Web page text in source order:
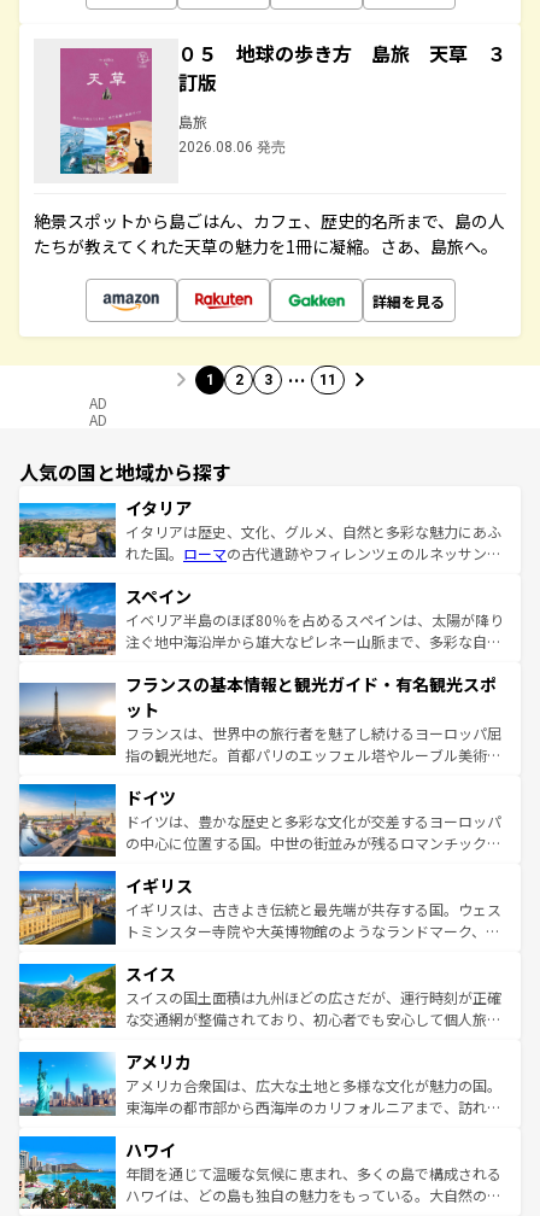
０５ 地球の歩き方 島旅 天草 ３
訂版
島旅
2026.08.06 発売
絶景スポットから島ごはん、カフェ、歴史的名所まで、島の人
たちが教えてくれた天草の魅力を1冊に凝縮。さあ、島旅へ。
詳細を見る
1 2 3 … 11
AD
AD
人気の国と地域から探す
イタリア
イタリアは歴史、文化、グルメ、自然と多彩な魅力にあふ
れた国。 ローマの古代遺跡やフィレンツェのルネッサンス
ろん、トスカーナの美しい田園風景やアマルフィ海岸の絶
景など、自然景観も見逃せない。観光の合間には、本場の
ピザやパスタなど、絶品のイタリア料理を堪能することも
ませてくれるイタリアで、忘れられない旅をしてみよう！
なお、新着のイタリア情報は
しい。
スペイン
イベリア半島のほぼ80％を占めるスペインは、太陽が降り
注ぐ地中海沿岸から雄大なピレネー山脈まで、多彩な自然
文化が根付くこの国では、情熱的なフラメンコ、熱気あふ
れる闘牛、そして美味しいタパスが生活の一部となってい
る。首都マドリードの洗練された雰囲気や、バルセロナの
アートに溢れた街角から、地方では古代ローマ遺跡や中世
せる。地方によって風土や気候が異なるスペインはその個
性で訪れる人を魅了する。 なお、新着のスペイン情報は コ
ンテンツ一覧を参照してほしい。
フランスの基本情報と観光ガイド・有名観光スポ
ット
フランスは、世界中の旅行者を魅了し続けるヨーロッパ屈
指の観光地だ。首都パリのエッフェル塔やルーブル美術館
で、幅広い魅力が詰まっている。華麗な宮殿、歴史的な大
聖堂、美しいビーチ、そして豊かな自然が、訪れる者を心
から魅了する。また、フランスは美食の国としても知ら
いる。シャンパンの発祥地であるランス、プロヴァンスの
香り高いラベンダー畑など、多彩な楽しみ方が可能だ。さ
らに、パリ以外の地域にも魅力が溢れており、どの街角に
れる地方に足を運ぶとそれぞれで全く異なる文化を体験で
きるだろう。 なお、新着のフランス情報はコンテンツ一覧
を参照してほしい。
ドイツ
ドイツは、豊かな歴史と多彩な文化が交差するヨーロッパ
の中心に位置する国。中世の街並みが残るロマンチック街
顔を持つこの国は、どこを歩いても飽きることがない。ベ
ルリンの文化的活気、バイエルン州のアルプスの絶景、そ
してライン川沿いのワイン畑といった風景は必見。ビール
は、お酒好きな人にはぜひ体験してほしい。 なお、新着の
ドイツ情報はコンテンツ一覧を参照してほしい。
イギリス
イギリスは、古きよき伝統と最先端が共存する国。ウェス
トミンスター寺院や大英博物館のようなランドマーク、歴
リアごとに異なる魅力がある。また、優雅なアフタヌーン
ティー、ビール好きにはたまらない英国パブ、サッカー観
戦など、本場だからこそできる体験も豊富。イギリスを旅
ンツ一覧を参照してほしい。
スイス
スイスの国土面積は九州ほどの広さだが、運行時刻が正確
な交通網が整備されており、初心者でも安心して個人旅行
の建物がそのまま残る町や、スイスならではのユニークな
博物館もあり、アルプス観光だけでなく町歩きも満喫する
ことができる。国民の所得が高いため物価も高いが、旅行
ば市内交通費無料で観光を楽しむこともできる。 なお、新
着のスイス情報はコンテンツ一覧 を参照してほしい。
アメリカ
アメリカ合衆国は、広大な土地と多様な文化が魅力の国。
東海岸の都市部から西海岸のカリフォルニアまで、訪れる
のような巨大都市は、観光、ショッピング、エンターテイ
ンメントが詰まった刺激的なスポットだ。一方、アメリカ
西部には大自然が広がり、グランドキャニオンやイエロー
ハワイ
年間を通じて温暖な気候に恵まれ、多くの島で構成される
ハワイは、どの島も独自の魅力をもっている。大自然の神